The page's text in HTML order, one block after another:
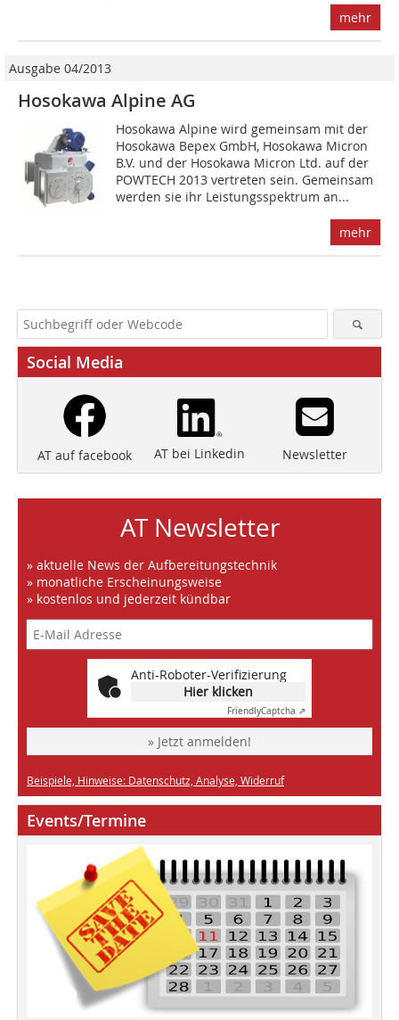
mehr
Ausgabe 04/2013
Hosokawa Alpine AG
Hosokawa Alpine wird gemeinsam mit der
Hosokawa Bepex GmbH, Hosokawa Micron
B.V. und der Hosokawa Micron Ltd. auf der
POWTECH 2013 vertreten sein. Gemeinsam
werden sie ihr Leistungsspektrum an...
mehr
Social Media
AT auf facebook AT bei Linkedin Newsletter
AT Newsletter
» aktuelle News der Aufbereitungstechnik
» monatliche Erscheinungsweise
» kostenlos und jederzeit kündbar
Anti-Roboter-Verifizierung
Hier klicken
FriendlyCaptcha ⇗
» Jetzt anmelden!
Beispiele, Hinweise: Datenschutz, Analyse, Widerruf
Events/Termine